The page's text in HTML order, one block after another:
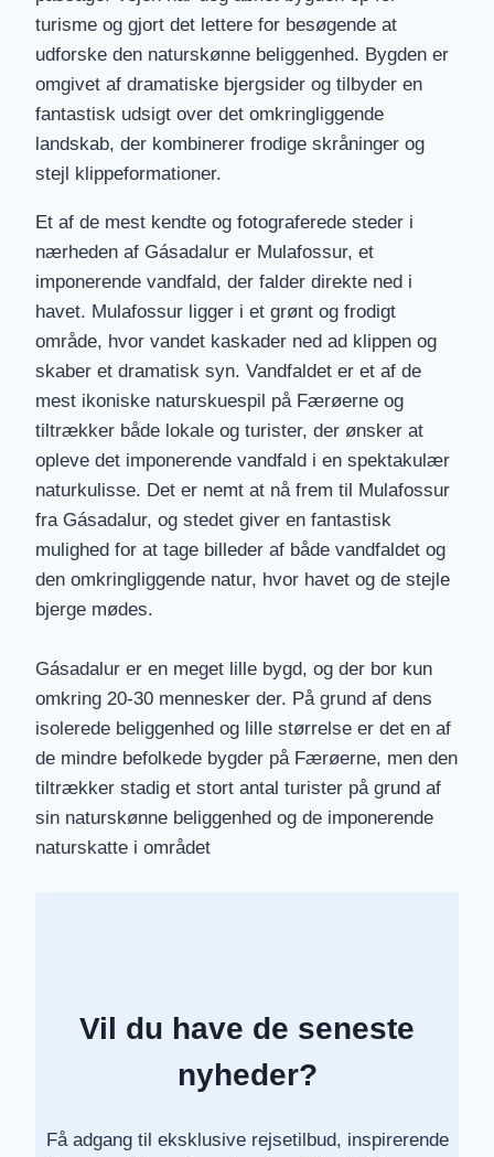
turisme og gjort det lettere for besøgende at
udforske den naturskønne beliggenhed. Bygden er
omgivet af dramatiske bjergsider og tilbyder en
fantastisk udsigt over det omkringliggende
landskab, der kombinerer frodige skråninger og
stejl klippeformationer.
Et af de mest kendte og fotograferede steder i
nærheden af Gásadalur er Mulafossur, et
imponerende vandfald, der falder direkte ned i
havet. Mulafossur ligger i et grønt og frodigt
område, hvor vandet kaskader ned ad klippen og
skaber et dramatisk syn. Vandfaldet er et af de
mest ikoniske naturskuespil på Færøerne og
tiltrækker både lokale og turister, der ønsker at
opleve det imponerende vandfald i en spektakulær
naturkulisse. Det er nemt at nå frem til Mulafossur
fra Gásadalur, og stedet giver en fantastisk
mulighed for at tage billeder af både vandfaldet og
den omkringliggende natur, hvor havet og de stejle
bjerge mødes.
Gásadalur er en meget lille bygd, og der bor kun
omkring 20-30 mennesker der. På grund af dens
isolerede beliggenhed og lille størrelse er det en af
de mindre befolkede bygder på Færøerne, men den
tiltrækker stadig et stort antal turister på grund af
sin naturskønne beliggenhed og de imponerende
naturskatte i området
Vil du have de seneste
nyheder?
Få adgang til eksklusive rejsetilbud, inspirerende